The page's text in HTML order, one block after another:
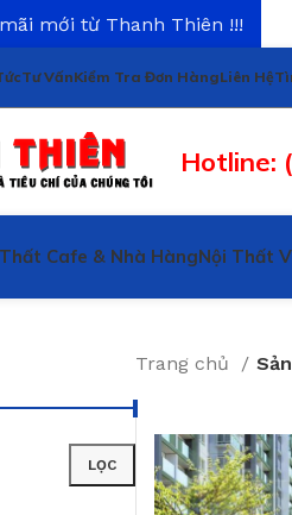
Tư VấnKiểm Tra Đơn HàngLiên Hệ
Hotline:
Cafe & Nhà HàngNội Thất
LỌC
Trang chủ
mới từ Thanh Thiên !!!